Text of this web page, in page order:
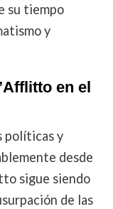
su tiempo
y
en el
políticas y
desde
sigue siendo
de las